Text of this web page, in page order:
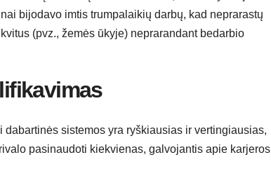
bijodavo imtis trumpalaikių darbų, kad neprarastų
(pvz., žemės ūkyje) neprarandant bedarbio
sistemos yra ryškiausias ir vertingiausias,
pasinaudoti kiekvienas, galvojantis apie karjeros